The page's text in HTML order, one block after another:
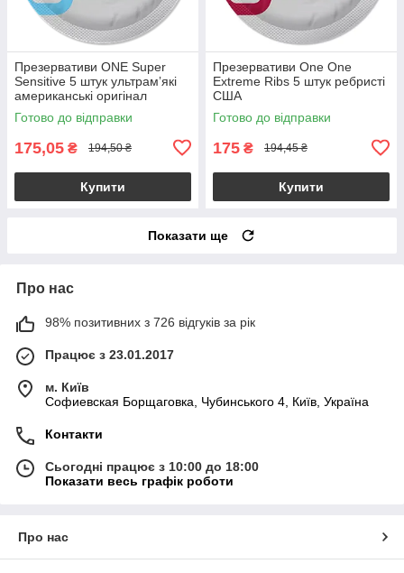
Презервативи ONE Super
Sensitive 5 штук ультрамʼякі
американські оригінал
(упаковка пакет)
Готово до відправки
175,05 ₴ 194,50 ₴
Купити
Презервативи One One
Extreme Ribs 5 штук ребристі
США
Готово до відправки
175 ₴ 194,45 ₴
Купити
Показати ще
Про нас
98% позитивних з 726 відгуків за рік
Працює з 23.01.2017
м. Київ
Софиевская Борщаговка, Чубинського 4, Київ, Україна
Контакти
Сьогодні працює з 10:00 до 18:00
Показати весь графік роботи
Про нас